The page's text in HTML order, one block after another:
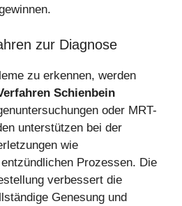
zur Diagnose
zu erkennen, werden
Schienbein
oder MRT-
unterstützen bei der
wie
Prozessen. Die
verbessert die
Genesung und